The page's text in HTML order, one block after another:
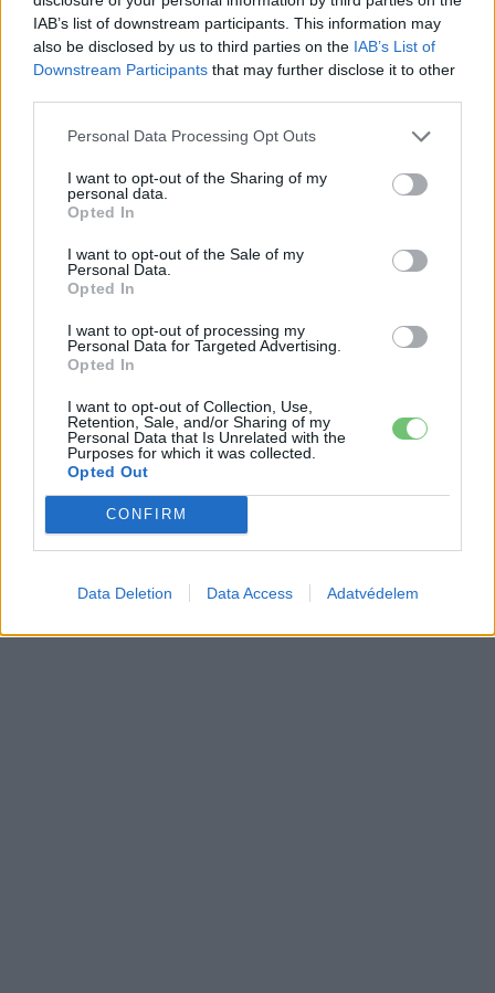
IAB’s list of downstream participants. This information may
also be disclosed by us to third parties on the IAB’s List of
Downstream Participants that may further disclose it to other
Personal Data Processing Opt Outs
I want to opt-out of the Sharing of my
personal data.
Opted In
I want to opt-out of the Sale of my
Personal Data.
Opted In
I want to opt-out of processing my
Personal Data for Targeted Advertising.
Opted In
I want to opt-out of Collection, Use,
Retention, Sale, and/or Sharing of my
Personal Data that Is Unrelated with the
Purposes for which it was collected.
Opted Out
CONFIRM
Data Deletion Data Access Adatvédelem
Főállásban Informatikus kocka, de lelkében elkötelezett gamer,
kütyü és immár e-autó rajongó!
Alfa Romeo
Elektromos
Model Y ellen
Alfa Romeo
Megkapta végleges nevét az első
elektromos Alfa Romeo